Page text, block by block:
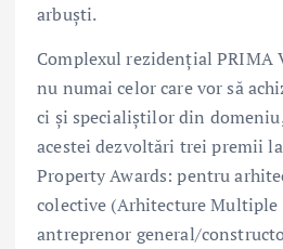
arbuști.
Complexul rezidențial PRIMA
nu numai celor care vor să
ci și specialiștilor din
acestei dezvoltări trei premii
Property Awards: pentru
colective (Arhitecture Multiple
antreprenor general/